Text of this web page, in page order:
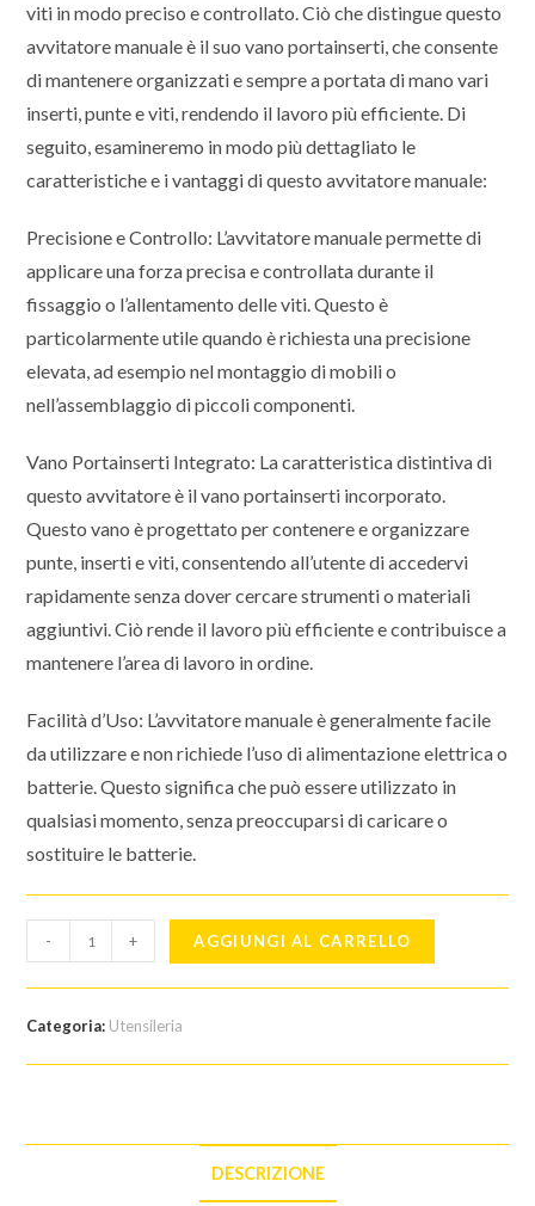
viti in modo preciso e controllato. Ciò che distingue questo
avvitatore manuale è il suo vano portainserti, che consente
di mantenere organizzati e sempre a portata di mano vari
inserti, punte e viti, rendendo il lavoro più efficiente. Di
seguito, esamineremo in modo più dettagliato le
caratteristiche e i vantaggi di questo avvitatore manuale:
Precisione e Controllo: L’avvitatore manuale permette di
applicare una forza precisa e controllata durante il
fissaggio o l’allentamento delle viti. Questo è
particolarmente utile quando è richiesta una precisione
elevata, ad esempio nel montaggio di mobili o
nell’assemblaggio di piccoli componenti.
Vano Portainserti Integrato: La caratteristica distintiva di
questo avvitatore è il vano portainserti incorporato.
Questo vano è progettato per contenere e organizzare
punte, inserti e viti, consentendo all’utente di accedervi
rapidamente senza dover cercare strumenti o materiali
aggiuntivi. Ciò rende il lavoro più efficiente e contribuisce a
mantenere l’area di lavoro in ordine.
Facilità d’Uso: L’avvitatore manuale è generalmente facile
da utilizzare e non richiede l’uso di alimentazione elettrica o
batterie. Questo significa che può essere utilizzato in
qualsiasi momento, senza preoccuparsi di caricare o
sostituire le batterie.
Avvitatore
manuale
wolfcraft
quantità
- + AGGIUNGI AL CARRELLO
Categoria: Utensileria
DESCRIZIONE